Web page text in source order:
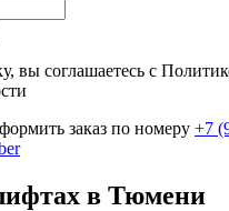
вы соглашаетесь с
заказ по номеру +7
в Тюмени